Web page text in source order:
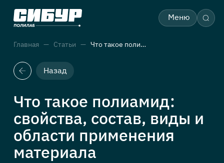
Меню
Главная Статьи Что такое полиамид: свойства, состав, виды и области применения материала
Назад
Что такое полиамид:
свойства, состав, виды и
области применения
материала